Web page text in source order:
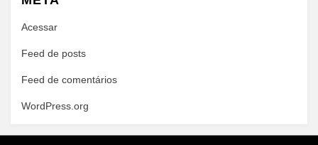
Acessar
Feed de posts
Feed de comentários
WordPress.org